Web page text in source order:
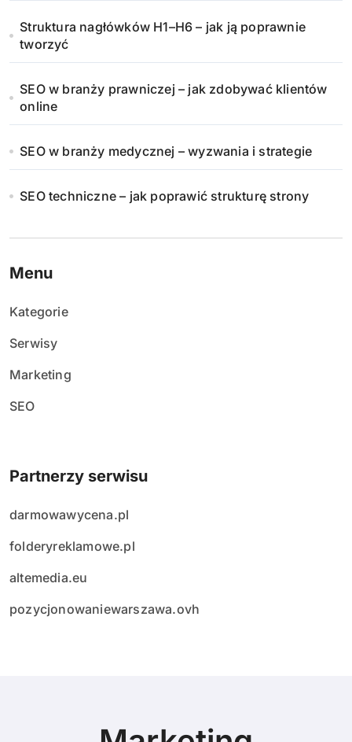
Struktura nagłówków H1–H6 – jak ją poprawnie
tworzyć
SEO w branży prawniczej – jak zdobywać klientów
online
SEO w branży medycznej – wyzwania i strategie
SEO techniczne – jak poprawić strukturę strony
Menu
Kategorie
Serwisy
Marketing
SEO
Partnerzy serwisu
darmowawycena.pl
folderyreklamowe.pl
altemedia.eu
pozycjonowaniewarszawa.ovh